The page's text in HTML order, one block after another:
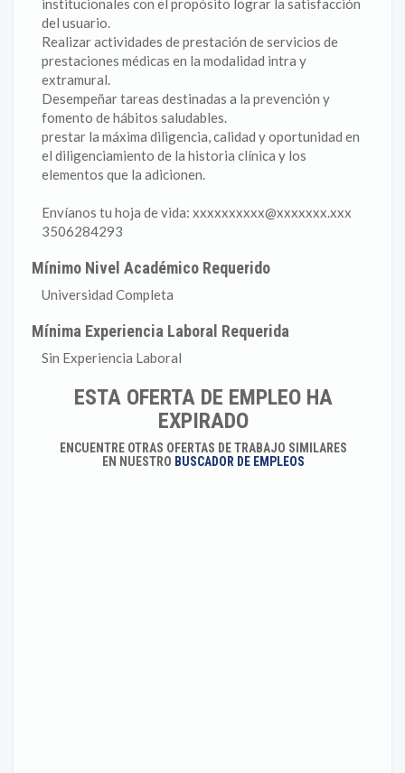
institucionales con el propósito lograr la satisfacción
del usuario.
Realizar actividades de prestación de servicios de
prestaciones médicas en la modalidad intra y
extramural.
Desempeñar tareas destinadas a la prevención y
fomento de hábitos saludables.
prestar la máxima diligencia, calidad y oportunidad en
el diligenciamiento de la historia clínica y los
elementos que la adicionen.
Envíanos tu hoja de vida: xxxxxxxxxx@xxxxxxx.xxx
3506284293
Mínimo Nivel Académico Requerido
Universidad Completa
Mínima Experiencia Laboral Requerida
Sin Experiencia Laboral
ESTA OFERTA DE EMPLEO HA
EXPIRADO
ENCUENTRE OTRAS OFERTAS DE TRABAJO SIMILARES
EN NUESTRO BUSCADOR DE EMPLEOS